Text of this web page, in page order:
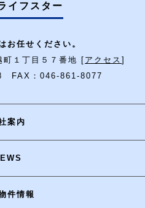
イフスター
お任せください。
１丁目５７番地 [ アクセス ]
FAX：046-861-8077
案内
件情報